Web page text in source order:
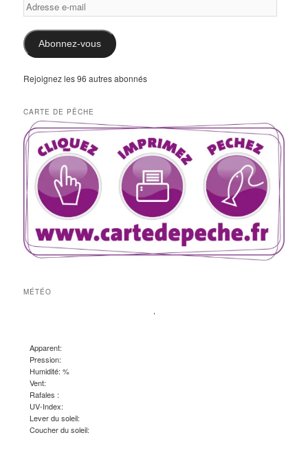
e-
mail
Abonnez-vous
Rejoignez les 96 autres abonnés
CARTE DE PÊCHE
MÉTÉO
,
Apparent:
Pression:
Humidité: %
Vent:
Rafales :
UV-Index:
Lever du soleil:
Coucher du soleil: